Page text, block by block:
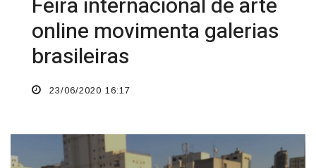
Feira internacional de arte
online movimenta galerias
23/06/2020 16:17